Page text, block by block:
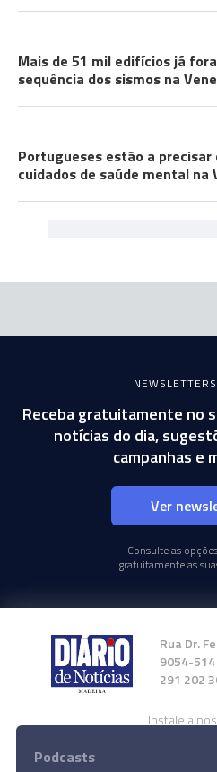
Mais de 51 mil edifícios já
sequência dos sismos na
Portugueses estão a precisar
cuidados de saúde mental na
Receba gratuitamente no
notícias do dia,
campanhas e
Ver
Consulte as
gratuitamente as
Rua Dr.
9054-
291 202
Instale a
Podcasts